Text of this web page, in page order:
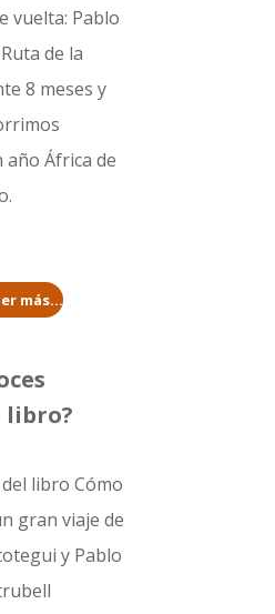
vuelta: Pablo
Ruta de la
8 meses y
añoÁfrica de
.
más...
libro?